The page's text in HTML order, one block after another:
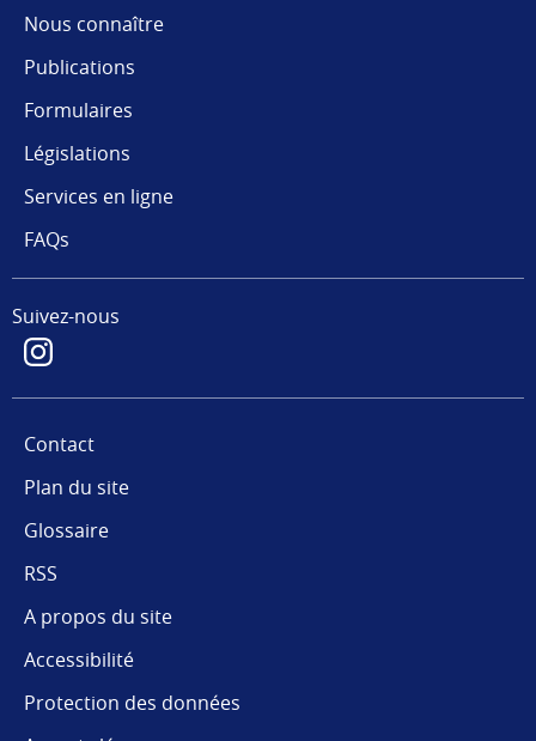
Nous connaître
Publications
Formulaires
Législations
Services en ligne
FAQs
Suivez-nous
Contact
Plan du site
Glossaire
RSS
A propos du site
Accessibilité
Protection des données